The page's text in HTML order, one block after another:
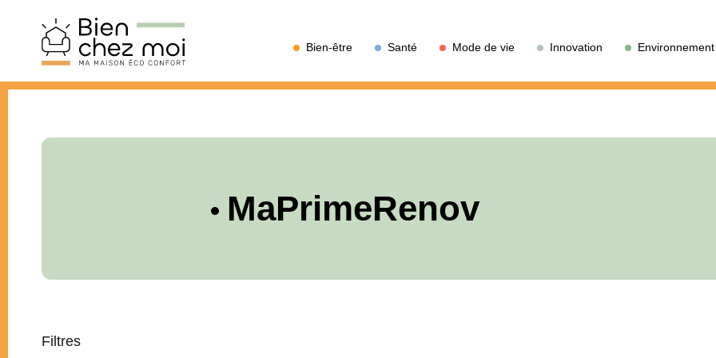
Bien-être Santé Mode de vie Innovation Environnement
MaPrimeRenov
Filtres